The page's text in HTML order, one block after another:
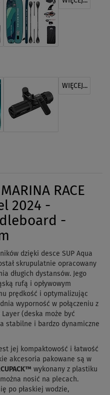
WIĘCEJ...
RACE
2024 -
-
dzięki desce SUP Aqua
skrupulatnie opracowany
długich dystansów.
Jego
rufą i opływowym
prędkość i optymalizując
wyporność w połączeniu z
(deska może być
stabilne i bardzo dynamiczne
jej kompaktowość i łatwość
akcesoria pakowane są w
wykonany z plastiku
nosić na plecach.
po płaskiej wodzie,